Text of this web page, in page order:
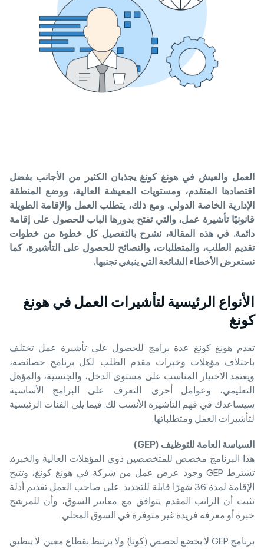
العمل والعيش في هونغ كونغ يجذبان الكثير من الأجانب بفضل
اقتصادها المتقدم، ومستويات المعيشة العالية، ووضع المنطقة
الإدارية الخاصة الدولي. ومع ذلك، يتطلب العمل والإقامة الطويلة
قانونيًا تأشيرة عمل، والتي تفتح بدورها الباب للحصول على إقامة
دائمة. في هذه المقالة، نشرح بالتفصيل كل خطوة من خطوات
تقديم الطلب، والمتطلبات، والنصائح للحصول على التأشيرة، كما
نستعرض الأخطاء الشائعة التي ينبغي تجنبها.
الأنواع الرئيسية لتأشيرات العمل في هونغ
كونغ
تقدم هونغ كونغ عدة برامج للحصول على تأشيرة عمل تختلف
باختلاف مؤهلات وخبرات مقدم الطلب. لكل برنامج خصائصه،
ويعتمد الاختيار المناسب على مستوى الدخل، والجنسية، والمؤهل
التعليمي، وعوامل أخرى. التعرف على البرامج الأساسية
سيساعدك في فهم التأشيرة الأنسب لك. فيما يلي الفئات الرئيسية
لتأشيرات العمل ومتطلباتها.
السياسة العامة للتوظيف (GEP)
هذا البرنامج مخصص للمتخصصين ذوي المؤهلات العالية والخبرة.
تشترط GEP وجود عرض عمل من شركة في هونغ كونغ، وتتيح
الإقامة لمدة 36 شهرًا قابلة للتجديد. على صاحب العمل تقديم أدلة
تثبت أن الراتب المقدم يتوافق مع معايير السوق، وأن للمرشح
خبرة أو معرفة فريدة غير متوفرة في السوق المحلي.
برنامج GEP لا يخضع لحصص (كوتا) ولا يرتبط بقطاع معين. لا ينطبق